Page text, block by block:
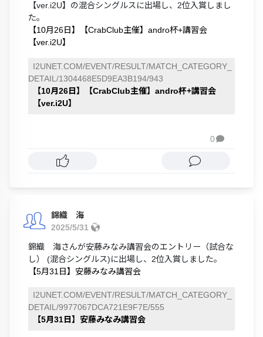
【ver.i2U】の混合シングルスに出場し、2位入賞しまし
た。
【10月26日】【CrabClub主催】andro杯+講習会
【ver.i2U】
I2UNET.COM/EVENT/RESULT/MATCH_CATEGORY_
DETAIL/1304468E5D9EA3B194/943
【10月26日】【CrabClub主催】andro杯+講習会
【ver.i2U】
0
錦織 海
2025/5/31
錦織 海さんが安藤みなみ講習会のエントリー（試合な
し） (混合シングルス)に出場し、2位入賞しました。
【5月31日】安藤みなみ講習会
I2UNET.COM/EVENT/RESULT/MATCH_CATEGORY_
DETAIL/9977067DCA721E9F7E/555
【5月31日】安藤みなみ講習会